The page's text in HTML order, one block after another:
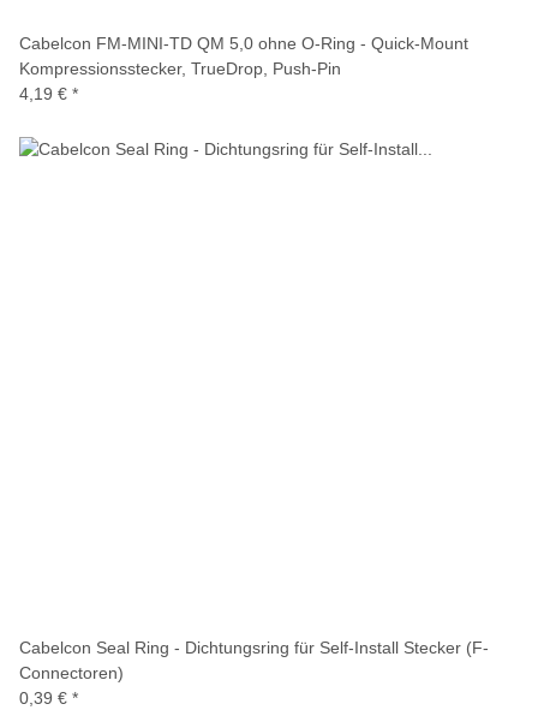
Cabelcon FM-MINI-TD QM 5,0 ohne O-Ring - Quick-Mount
Kompressionsstecker, TrueDrop, Push-Pin
4,19 € *
Cabelcon Seal Ring - Dichtungsring für Self-Install Stecker (F-
Connectoren)
0,39 € *